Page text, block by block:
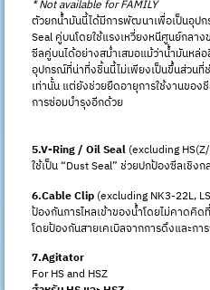
* Not available for FAMILY
ตัวยกน้ำมันนี้ได้มีการพัฒนาเพื่อเป็นอุป
Seal คู่บนโดยใช้แรงเหวี่ยงหนีศูนย์กลา
ซีลคู่บนได้อย่างสม่ำเสมอแม้ว่าน้ำมันหล่
อุปกรณ์ที่น่าที่งชิ้นนี้ไม่เพียงเป็นขึ้นส่วนที่
เท่านั้น แต่ยังช่วยยืดอายุการใช้งานของ
การซ่อมบำรุงอีกด้วย
5.V-Ring / Oil Seal (excluding
ใช้เป็น “Dust Seal” ช่วยปกป้องซีลเชิ
6.Cable Clip (excluding NK3-22L,
ป้องกันการไหลเข้าของน้ำโดยไม่คาดคิด
โดยป้องกันสายเคเบิลจากการดึงและก
7.Agitator
For HS and HSZ